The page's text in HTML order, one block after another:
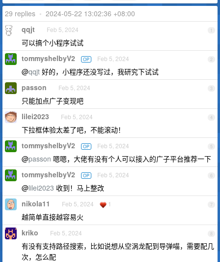
29 replies • 2024-05-22 13:02:36 +08:00
1
qqjt Feb 5, 2024
可以搞个小程序试试
2
tommyshelbyV2 OP Feb 5, 2024
@qqjt 好的，小程序还没写过，我研究下试试
3
passon Feb 5, 2024
只能加点广子变现吧
4
lilei2023 Feb 5, 2024
下拉框体验太差了吧，不能滚动！
5
tommyshelbyV2 OP Feb 5, 2024
@passon 嗯嗯，大佬有没有个人可以接入的广子平台推荐一下
6
tommyshelbyV2 OP Feb 5, 2024
@lilei2023 收到！马上整改
7
nikola11 Feb 5, 2024 1
越简单直接越容易火
8
kriko Feb 5, 2024
有没有支持路径搜索，比如说想从空涡龙配到导弹喵，需要配几
次，怎么配